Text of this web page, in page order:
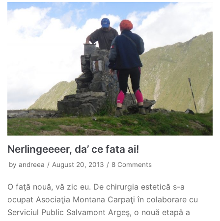
Nerlingeeeer, da’ ce fata ai!
by andreea August 20, 2013 8 Comments
O faţă nouă, vă zic eu. De chirurgia estetică s-a
ocupat Asociaţia Montana Carpaţi în colaborare cu
Serviciul Public Salvamont Argeş, o nouă etapă a